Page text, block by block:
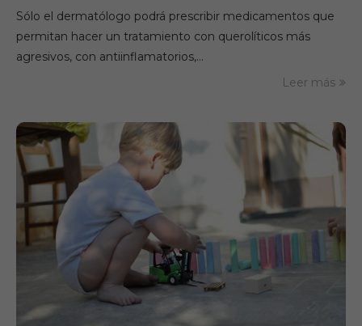
Sólo el dermatólogo podrá prescribir medicamentos que
permitan hacer un tratamiento con querolíticos más
agresivos, con antiinflamatorios,…
Leer más